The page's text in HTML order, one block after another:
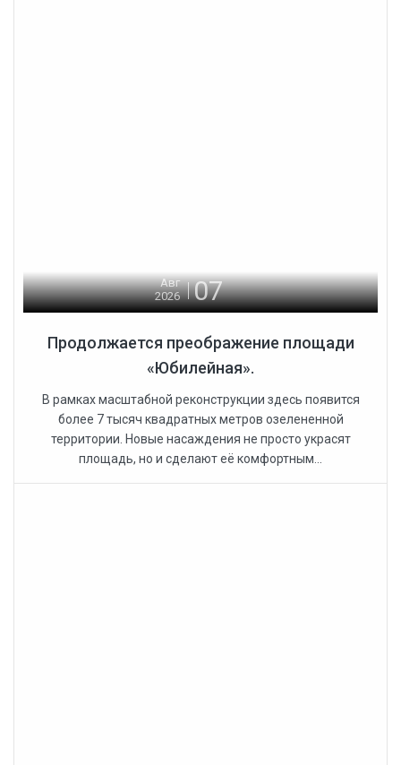
Авг
2026
07
Продолжается преображение площади
«Юбилейная».
В рамках масштабной реконструкции здесь появится
более 7 тысяч квадратных метров озелененной
территории. Новые насаждения не просто украсят
площадь, но и сделают её комфортным...